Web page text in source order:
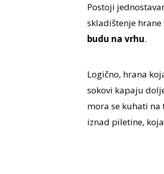
Postoji
skladištenje hrane
budu na vrhu.
Logično, hrana
sokovi kapaju
mora se kuhati
iznad piletine,